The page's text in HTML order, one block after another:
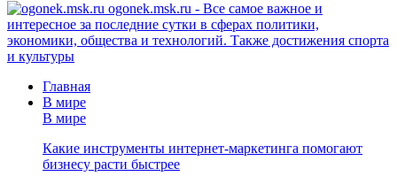
ogonek.msk.ru - Все самое важное и
интересное за последние сутки в сферах политики,
экономики, общества и технологий. Также достижения спорта
и культуры
Главная
В мире
В мире
Какие инструменты интернет-маркетинга помогают
бизнесу расти быстрее